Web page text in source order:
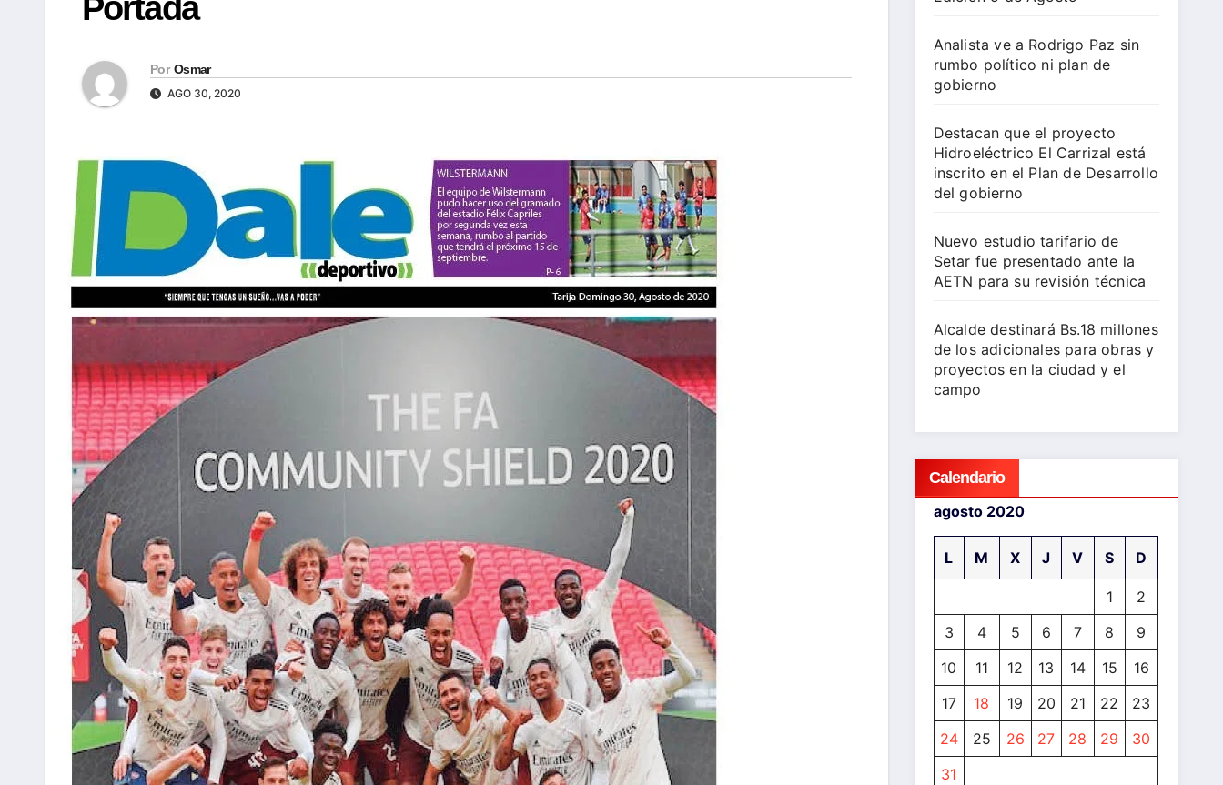
Portada
Por Osmar
AGO 30, 2020
Analista ve a Rodrigo Paz sin
rumbo político ni plan de
gobierno
Destacan que el proyecto
Hidroeléctrico El Carrizal está
inscrito en el Plan de Desarrollo
del gobierno
Nuevo estudio tarifario de
Setar fue presentado ante la
AETN para su revisión técnica
Alcalde destinará Bs.18 millones
de los adicionales para obras y
proyectos en la ciudad y el
campo
Calendario
agosto 2020
L M X J V S D
1
2
3
4 5 6 7 8
9
10
11 12 13 14 15
16
17
18 19 20 21 22
23
24
25 26 27 28 29
30
31